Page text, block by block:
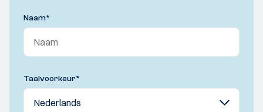
Naam*
Taalvoorkeur*